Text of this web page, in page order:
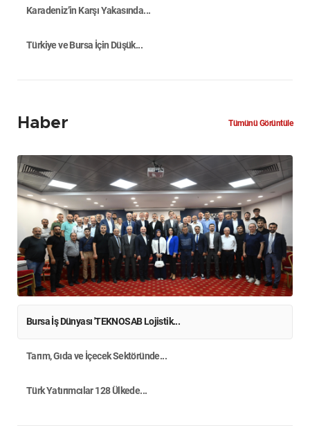
Karadeniz’in Karşı Yakasında...
Türkiye ve Bursa İçin Düşük...
Haber Tümünü Görüntüle
Bursa İş Dünyası 'TEKNOSAB Lojistik...
Tarım, Gıda ve İçecek Sektöründe...
Türk Yatırımcılar 128 Ülkede...